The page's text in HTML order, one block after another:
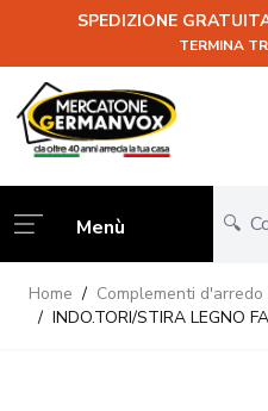
SPEDIZIONE
TERMINA
Salta al contenuto
Menù
Home / Complementi d'arredo
/ INDO.TORI/STIRA LEGNO